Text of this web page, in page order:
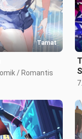
Tamat